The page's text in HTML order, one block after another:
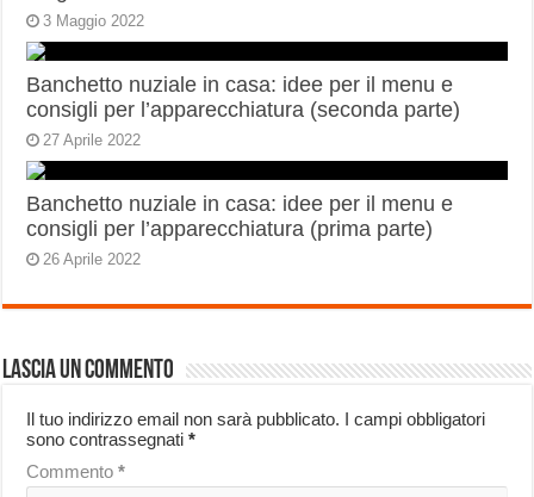
3 Maggio 2022
Banchetto nuziale in casa: idee per il menu e
consigli per l’apparecchiatura (seconda parte)
27 Aprile 2022
Banchetto nuziale in casa: idee per il menu e
consigli per l’apparecchiatura (prima parte)
26 Aprile 2022
Lascia un commento
Il tuo indirizzo email non sarà pubblicato. I campi obbligatori
sono contrassegnati*
Commento*